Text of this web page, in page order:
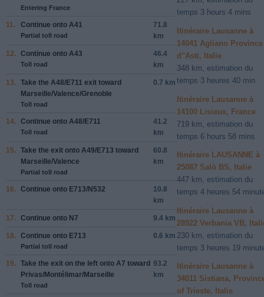
Entering France
11. Continue onto A41
Partial toll road
71.8
km
12. Continue onto A43
Toll road
46.4
km
13. Take the A48/E711 exit toward
Marseille/Valence/Grenoble
Toll road
0.7 km
14. Continue onto A48/E711
Toll road
41.2
km
15. Take the exit onto A49/E713 toward
Marseille/Valence
Partial toll road
60.8
km
16. Continue onto E713/N532
10.8
km
17. Continue onto N7 9.4 km
18. Continue onto E713
Partial toll road
0.6 km
19. Take the exit on the left onto A7 toward
Privas/Montélimar/Marseille
Toll road
93.2
km
temps 3 hours 4 mins
Itinéraire Lausanne à
14041 Agliano Province
d"Asti, Italie
348 km, estimation du
temps 3 heures 40 min
Itinéraire Lausanne à
14100 Lisieux, France
719 km, estimation du
temps 6 hours 58 mins
Itinéraire LAUSANNE à
25087 Salò BS, Italie
447 km, estimation du
temps 4 heures 54
Itinéraire Lausanne à
28922 Verbania VB,
230 km, estimation du
temps 3 heures 19
Itinéraire Lausanne à
34011 Sistiana,
of Trieste, Italie